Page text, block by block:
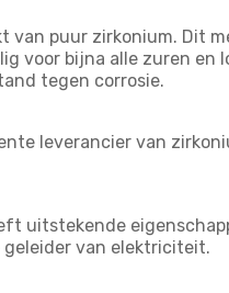
van puur zirkonium. Dit
voor bijna alle zuren
tegen corrosie.
leverancier van
uitstekende
van elektriciteit.